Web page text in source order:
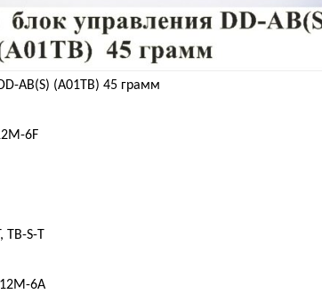
AB(S) (A01TB) 45 грамм
6F
ТВ-S-Т
6A